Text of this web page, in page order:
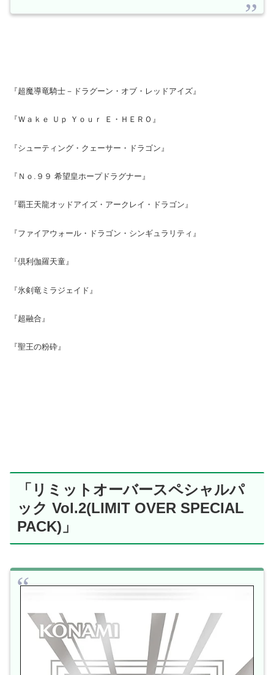
『超魔導竜騎士－ドラグーン・オブ・レッドアイズ』
『Ｗａｋｅ Ｕｐ Ｙｏｕｒ Ｅ・ＨＥＲＯ』
『シューティング・クェーサー・ドラゴン』
『Ｎｏ.９９ 希望皇ホープドラグナー』
『覇王天龍オッドアイズ・アークレイ・ドラゴン』
『ファイアウォール・ドラゴン・シンギュラリティ』
『倶利伽羅天童』
『氷剣竜ミラジェイド』
『超融合』
『聖王の粉砕』
「リミットオーバースペシャルパ
ック Vol.2(LIMIT OVER SPECIAL
PACK)」